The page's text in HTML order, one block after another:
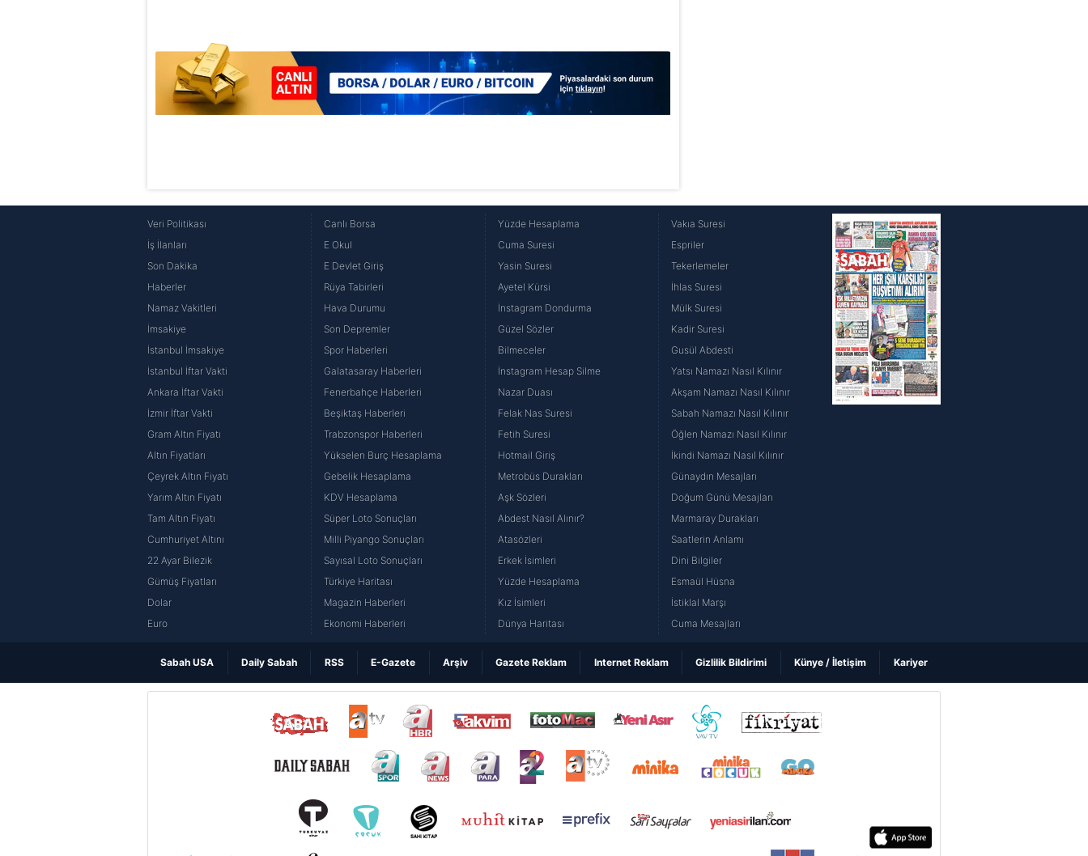
6698 sayılı Kişisel Verilerin Korunması Kanunu uyarınca hazırlanmış Aydınlatma Metnimizi okumak ve sitemizde ilgili
mevzuata uygun olarak kullanılan çerezlerle ilgili bilgi almak için lütfentıklayınız
Veri Politikası
İş İlanları
Son Dakika
Haberler
Namaz Vakitleri
İmsakiye
İstanbul İmsakiye
İstanbul İftar Vakti
Ankara İftar Vakti
İzmir İftar Vakti
Gram Altın Fiyatı
Altın Fiyatları
Çeyrek Altın Fiyatı
Yarım Altın Fiyatı
Tam Altın Fiyatı
Cumhuriyet Altını
22 Ayar Bilezik
Gümüş Fiyatları
Dolar
Euro
Canlı Borsa
E Okul
E Devlet Giriş
Rüya Tabirleri
Hava Durumu
Son Depremler
Spor Haberleri
Galatasaray Haberleri
Fenerbahçe Haberleri
Beşiktaş Haberleri
Trabzonspor Haberleri
Yükselen Burç Hesaplama
Gebelik Hesaplama
KDV Hesaplama
Süper Loto Sonuçları
Milli Piyango Sonuçları
Sayısal Loto Sonuçları
Türkiye Haritası
Magazin Haberleri
Ekonomi Haberleri
Yüzde Hesaplama
Cuma Suresi
Yasin Suresi
Ayetel Kürsi
İnstagram Dondurma
Güzel Sözler
Bilmeceler
İnstagram Hesap Silme
Nazar Duası
Felak Nas Suresi
Fetih Suresi
Hotmail Giriş
Metrobüs Durakları
Aşk Sözleri
Abdest Nasıl Alınır?
Atasözleri
Erkek İsimleri
Yüzde Hesaplama
Kız İsimleri
Dünya Haritası
Vakıa Suresi
Espriler
Tekerlemeler
İhlas Suresi
Mülk Suresi
Kadir Suresi
Gusül Abdesti
Yatsı Namazı Nasıl Kılınır
Akşam Namazı Nasıl Kılınır
Sabah Namazı Nasıl Kılınır
Öğlen Namazı Nasıl Kılınır
İkindi Namazı Nasıl Kılınır
Günaydın Mesajları
Doğum Günü Mesajları
Marmaray Durakları
Saatlerin Anlamı
Dini Bilgiler
Esmaül Hüsna
İstiklal Marşı
Cuma Mesajları
Sabah USA Daily Sabah RSS E-Gazete Arşiv Gazete Reklam Internet Reklam Gizlilik Bildirimi Künye / İletişim Kariyer